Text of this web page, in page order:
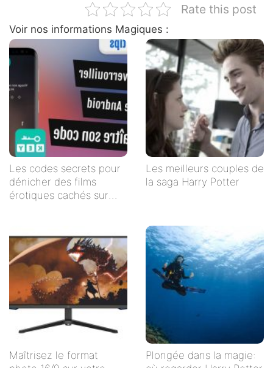
Rate this post
Voir nos informations Magiques :
Les codes secrets pour
dénicher des films
érotiques cachés sur
Les meilleurs couples de
la saga Harry Potter
Maîtrisez le format
Plongée dans la magie: